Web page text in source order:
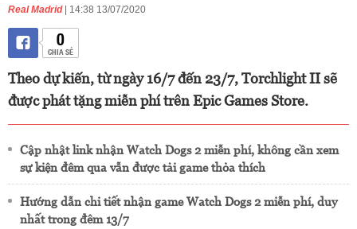
Real Madrid | 14:38 13/07/2020
0
CHIA SẺ
Theo dự kiến, từ ngày 16/7 đến 23/7, Torchlight II sẽ
được phát tặng miễn phí trên Epic Games Store.
Cập nhật link nhận Watch Dogs 2 miễn phí, không cần xem
sự kiện đêm qua vẫn được tải game thỏa thích
Hướng dẫn chi tiết nhận game Watch Dogs 2 miễn phí, duy
nhất trong đêm 13/7